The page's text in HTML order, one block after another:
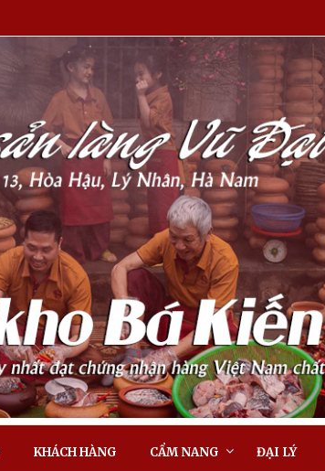
KHÁCH HÀNG CẨM NANG ĐẠI LÝ